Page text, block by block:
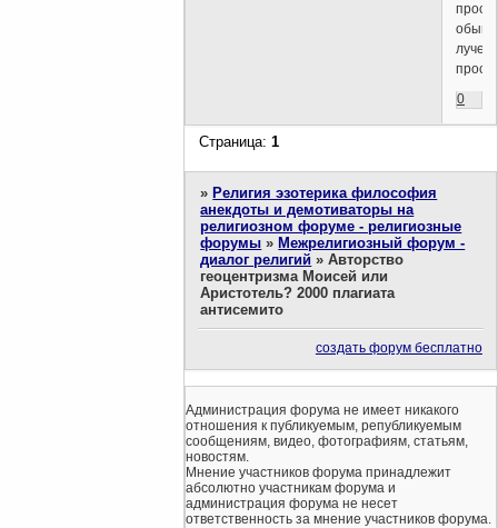
лучем
0
Страница:1
» Религия эзотерика философия
анекдоты и демотиваторы на
религиозном форуме - религиозные
форумы » Межрелигиозный форум -
диалог религий »Авторство
геоцентризма Моисей или
Аристотель? 2000 плагиата
антисемито
создать форум бесплатно
Администрация форума не имеет никакого
отношения к публикуемым, републикуемым
сообщениям, видео, фотографиям, статьям,
новостям.
Мнение участников форума принадлежит
абсолютно участникам форума и
администрация форума не несет
ответственность за мнение участников форума.